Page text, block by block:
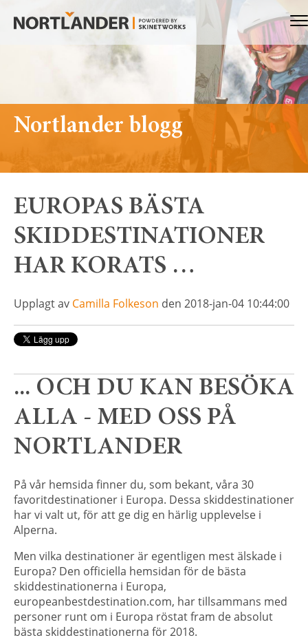
Nortlander
Nortlander blogg
EUROPAS BÄSTA
SKIDDESTINATIONER
HAR KORATS …
Upplagt av Camilla Folkeson den 2018-jan-04 10:44:00
... OCH DU KAN BESÖKA
ALLA - MED OSS PÅ
NORTLANDER
På vår hemsida finner du, som bekant, våra 30
favoritdestinationer i Europa. Dessa skiddestinationer
har vi valt ut, för att ge dig en härlig upplevelse i
Alperna.
Men vilka destinationer är egentligen mest älskade i
Europa? Den officiella hemsidan för de bästa
skiddestinationerna i Europa,
europeanbestdestination.com, har tillsammans med
personer runt om i Europa röstat fram de absolut
bästa skiddestinationerna för 2018.